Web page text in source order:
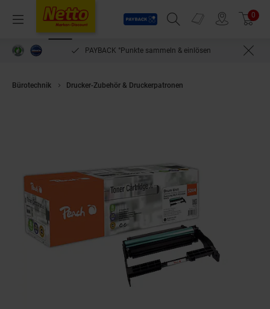
Menü
Payback
Suchfeld einblenden
Prospekte 0
PAYBACK °Punkte sammeln & einlösen
Bürotechnik Drucker-Zubehör & Druckerpatronen